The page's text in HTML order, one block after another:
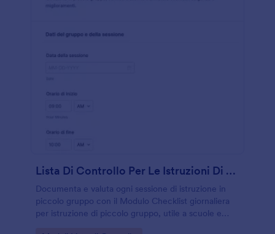
Lista Di Controllo Per Le Istruzioni Di Gruppo Piccolo
Documenta e valuta ogni sessione di istruzione in
piccolo gruppo con il Modulo Checklist giornaliera
per istruzione di piccolo gruppo, utile a scuole e